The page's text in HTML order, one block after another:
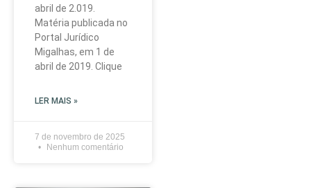
abril de 2.019.
Matéria publicada no
Portal Jurídico
Migalhas, em 1 de
abril de 2019. Clique
LER MAIS »
7 de novembro de 2025
Nenhum comentário